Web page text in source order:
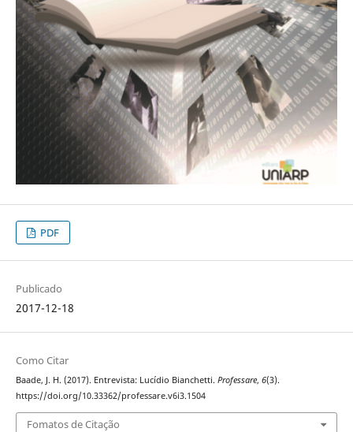
PDF
Publicado
2017-12-18
Como Citar
Baade, J. H. (2017). Entrevista: Lucídio Bianchetti. Professare, 6(3).
https://doi.org/10.33362/professare.v6i3.1504
Fomatos de Citação